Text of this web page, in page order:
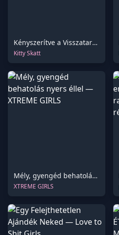
Kényszerítve a Visszatartásra: A Kétségbeesés a Határomig Sodor
Kitty Skatt
Mély, gyengéd behatolás nyers éllel
XTREME GIRLS